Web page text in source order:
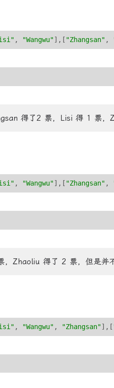
, "Wangwu"] , [ "Zhangsan" ,
得了2 票，Lisi 得 1 票，
, "Wangwu"] , [ "Zhangsan" ,
，Zhaoliu 得了 2 票，但是并
, "Wangwu" , "Zhangsan"] , [